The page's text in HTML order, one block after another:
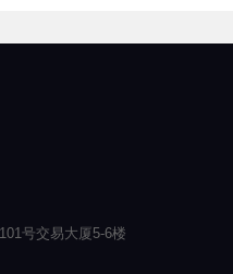
号交易大厦5-6楼